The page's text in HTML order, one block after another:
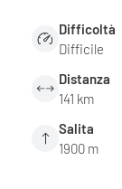
Difficoltà
Difficile
Distanza
141 km
Salita
1900 m